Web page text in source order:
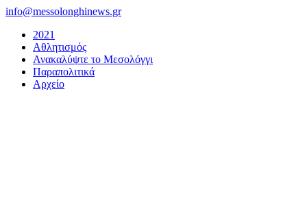
Μετάβαση
περιεχόμενο
info@messolonghinews.gr
2021
Αθλητισμός
Ανακαλύψτε το Μεσολόγγι
Παραπολιτικά
Αρχείο